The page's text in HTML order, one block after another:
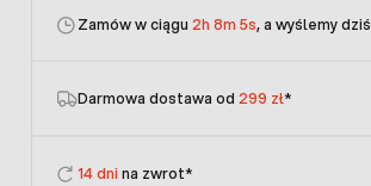
Zamów w ciągu 2h 8m 5s, a wyślemy dziś
Darmowa dostawa od 299 zł*
14 dni na zwrot*